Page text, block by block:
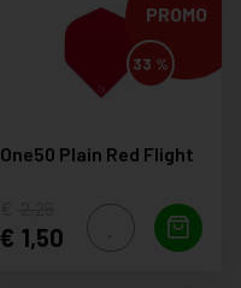
PROMO
33 %
One50 Plain Red Flight
1,50